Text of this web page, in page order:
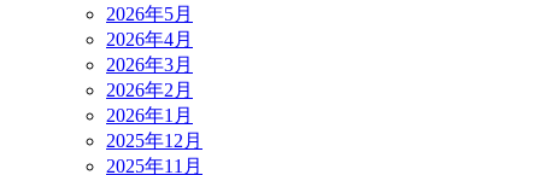
2026年5月
2026年4月
2026年3月
2026年2月
2026年1月
2025年12月
2025年11月